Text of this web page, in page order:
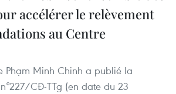
accélérer le relèvement
au Centre
Phạm Minh Chinh a publié la
CĐ-TTg (en date du 23